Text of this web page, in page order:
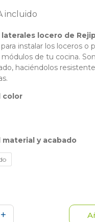
incluido
locero de
instalar los loceros o
módulos de tu cocina.
haciéndolos
color
material y acabado
+